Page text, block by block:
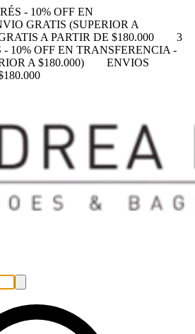
- 10% OFF EN
GRATIS (SUPERIOR A
A PARTIR DE $180.000
3
10% OFF EN TRANSFERENCIA -
A $180.000)
ENVIOS